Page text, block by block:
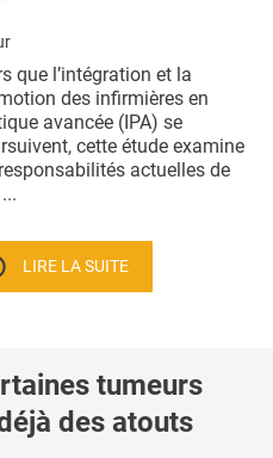
que l’intégration et la
des infirmières en
avancée (IPA) se
cette étude examine
actuelles de
LIRE LA SUITE
tumeurs
des atouts